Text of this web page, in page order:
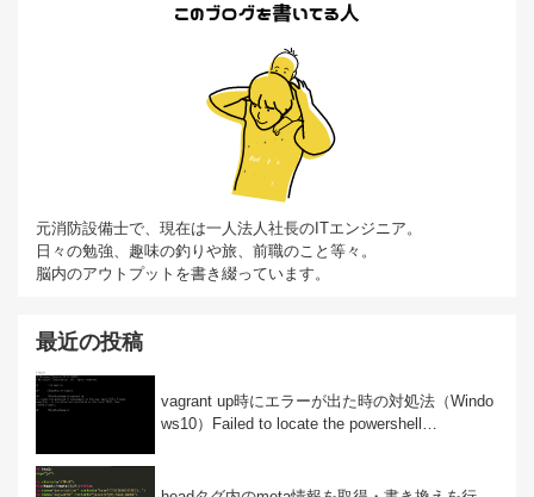
元消防設備士で、現在は一人法人社長のITエンジニア。
日々の勉強、趣味の釣りや旅、前職のこと等々。
脳内のアウトプットを書き綴っています。
最近の投稿
vagrant up時にエラーが出た時の対処法（Windo
ws10）Failed to locate the powershell…